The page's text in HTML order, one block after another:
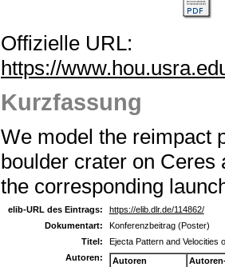
Offizielle URL:
https://
Kurzfassung
We model the reimpact
boulder crater on Ceres
the corresponding
elib-URL des Eintrags:
https://elib.dlr.de/114862/
Dokumentart:
Konferenzbeitrag (Poster)
Titel:
Ejecta Pattern and Velocities
Autoren:
Autoren